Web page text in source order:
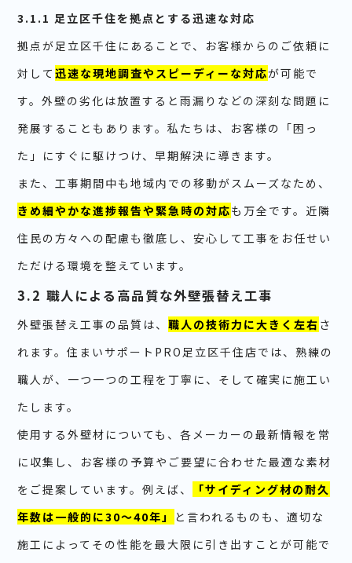
3.1.1 足立区千住を拠点とする迅速な対応
拠点が足立区千住にあることで、お客様からのご依頼に
対して迅速な現地調査やスピーディーな対応が可能で
す。外壁の劣化は放置すると雨漏りなどの深刻な問題に
発展することもあります。私たちは、お客様の「困っ
た」にすぐに駆けつけ、早期解決に導きます。
また、工事期間中も地域内での移動がスムーズなため、
きめ細やかな進捗報告や緊急時の対応も万全です。近隣
住民の方々への配慮も徹底し、安心して工事をお任せい
ただける環境を整えています。
3.2 職人による高品質な外壁張替え工事
外壁張替え工事の品質は、職人の技術力に大きく左右 さ
れます。住まいサポートPRO足立区千住店では、熟練の
職人が、一つ一つの工程を丁寧に、そして確実に施工い
たします。
使用する外壁材についても、各メーカーの最新情報を常
に収集し、お客様の予算やご要望に合わせた最適な素材
をご提案しています。例えば、
「サイディング材の耐久
年数は一般的に30〜40年」 と言われるものも、適切な
施工によってその性能を最大限に引き出すことが可能で